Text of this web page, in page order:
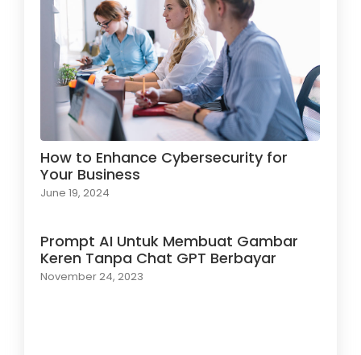
How to Enhance Cybersecurity for
Your Business
June 19, 2024
Prompt AI Untuk Membuat Gambar
Keren Tanpa Chat GPT Berbayar
November 24, 2023